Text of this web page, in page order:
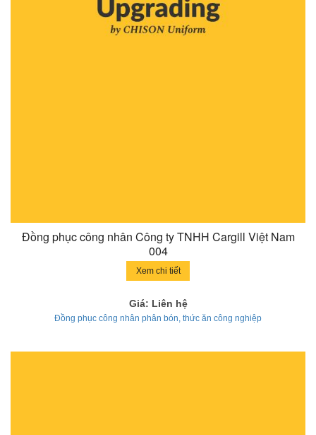
Đồng phục công nhân Công ty TNHH Cargill Việt Nam
004
Xem chi tiết
Giá: Liên hệ
Đồng phục công nhân phân bón, thức ăn công nghiệp